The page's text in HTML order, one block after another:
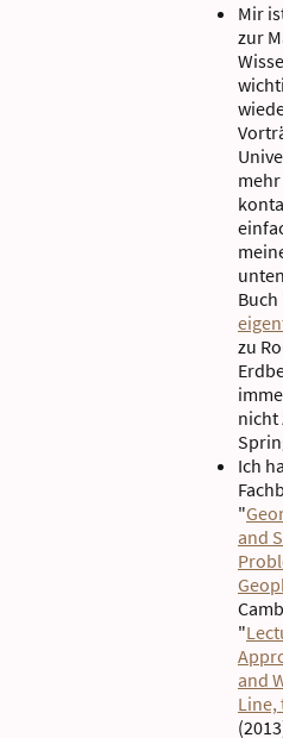
Mir
zur
Buch
zu
nicht
Ich
"
and
"
and
Line,